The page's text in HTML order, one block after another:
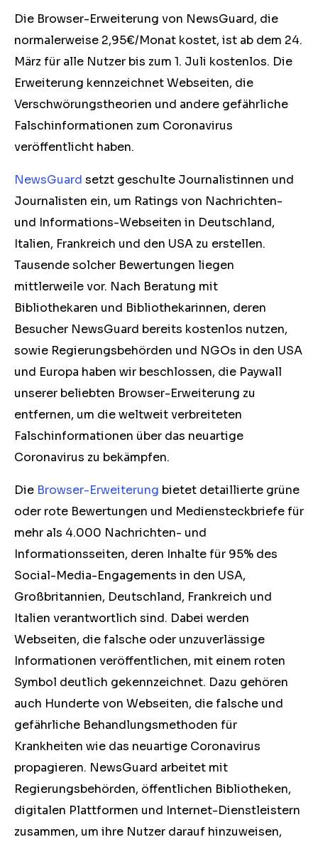
Die Browser-Erweiterung von NewsGuard, die
normalerweise 2,95€/Monat kostet, ist ab dem 24.
März für alle Nutzer bis zum 1. Juli kostenlos. Die
Erweiterung kennzeichnet Webseiten, die
Verschwörungstheorien und andere gefährliche
Falschinformationen zum Coronavirus
veröffentlicht haben.
NewsGuard setzt geschulte Journalistinnen und
Journalisten ein, um Ratings von Nachrichten-
und Informations-Webseiten in Deutschland,
Italien, Frankreich und den USA zu erstellen.
Tausende solcher Bewertungen liegen
mittlerweile vor. Nach Beratung mit
Bibliothekaren und Bibliothekarinnen, deren
Besucher NewsGuard bereits kostenlos nutzen,
sowie Regierungsbehörden und NGOs in den USA
und Europa haben wir beschlossen, die Paywall
unserer beliebten Browser-Erweiterung zu
entfernen, um die weltweit verbreiteten
Falschinformationen über das neuartige
Coronavirus zu bekämpfen.
Die Browser-Erweiterung bietet detaillierte grüne
oder rote Bewertungen und Mediensteckbriefe für
mehr als 4.000 Nachrichten- und
Informationsseiten, deren Inhalte für 95% des
Social-Media-Engagements in den USA,
Großbritannien, Deutschland, Frankreich und
Italien verantwortlich sind. Dabei werden
Webseiten, die falsche oder unzuverlässige
Informationen veröffentlichen, mit einem roten
Symbol deutlich gekennzeichnet. Dazu gehören
auch Hunderte von Webseiten, die falsche und
gefährliche Behandlungsmethoden für
Krankheiten wie das neuartige Coronavirus
propagieren. NewsGuard arbeitet mit
Regierungsbehörden, öffentlichen Bibliotheken,
digitalen Plattformen und Internet-Dienstleistern
zusammen, um ihre Nutzer darauf hinzuweisen,